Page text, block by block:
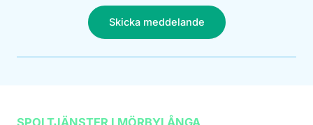
Skicka meddelande
SPOLTJÄNSTER I MÖRBYLÅNGA